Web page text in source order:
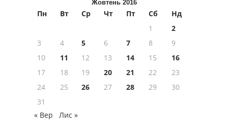
Жовтень 2016
Пн Вт Ср Чт Пт Сб
Нд
1
2
3
4 5 6 7 8
9
10
11 12 13 14 15
16
17
18 19 20 21 22
23
24
25 26 27 28 29
30
31
« Вер
Лис »